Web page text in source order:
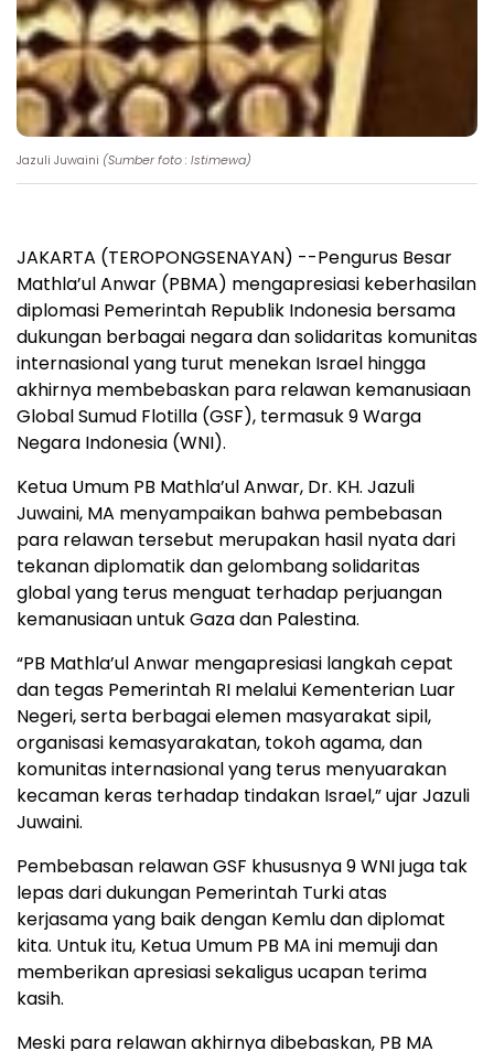
Jazuli Juwaini (Sumber foto : Istimewa)
JAKARTA (TEROPONGSENAYAN) --Pengurus Besar
Mathla’ul Anwar (PBMA) mengapresiasi keberhasilan
diplomasi Pemerintah Republik Indonesia bersama
dukungan berbagai negara dan solidaritas komunitas
internasional yang turut menekan Israel hingga
akhirnya membebaskan para relawan kemanusiaan
Global Sumud Flotilla (GSF), termasuk 9 Warga
Negara Indonesia (WNI).
Ketua Umum PB Mathla’ul Anwar, Dr. KH. Jazuli
Juwaini, MA menyampaikan bahwa pembebasan
para relawan tersebut merupakan hasil nyata dari
tekanan diplomatik dan gelombang solidaritas
global yang terus menguat terhadap perjuangan
kemanusiaan untuk Gaza dan Palestina.
“PB Mathla’ul Anwar mengapresiasi langkah cepat
dan tegas Pemerintah RI melalui Kementerian Luar
Negeri, serta berbagai elemen masyarakat sipil,
organisasi kemasyarakatan, tokoh agama, dan
komunitas internasional yang terus menyuarakan
kecaman keras terhadap tindakan Israel,” ujar Jazuli
Juwaini.
Pembebasan relawan GSF khususnya 9 WNI juga tak
lepas dari dukungan Pemerintah Turki atas
kerjasama yang baik dengan Kemlu dan diplomat
kita. Untuk itu, Ketua Umum PB MA ini memuji dan
memberikan apresiasi sekaligus ucapan terima
kasih.
Meski para relawan akhirnya dibebaskan, PB MA